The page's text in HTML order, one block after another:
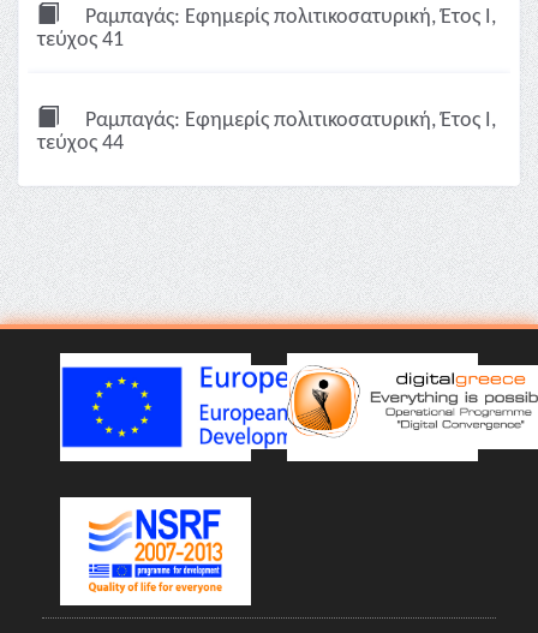
Ραμπαγάς: Εφημερίς πολιτικοσατυρική, Έτος Ι,
τεύχος 41
Ραμπαγάς: Εφημερίς πολιτικοσατυρική, Έτος Ι,
τεύχος 44